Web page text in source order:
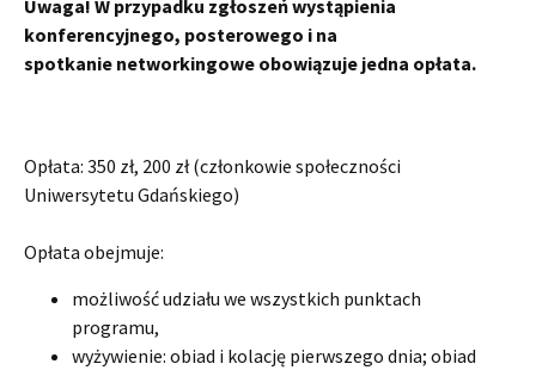
Uwaga! W przypadku zgłoszeń wystąpienia
konferencyjnego, posterowego i na
spotkanie networkingowe obowiązuje jedna opłata.
Opłata: 350 zł, 200 zł (członkowie społeczności
Uniwersytetu Gdańskiego)
Opłata obejmuje:
możliwość udziału we wszystkich punktach
programu,
wyżywienie: obiad i kolację pierwszego dnia; obiad